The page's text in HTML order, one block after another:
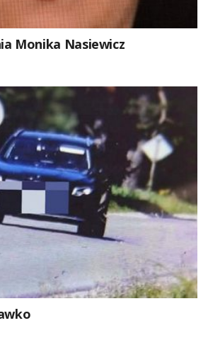
Monika Nasiewicz